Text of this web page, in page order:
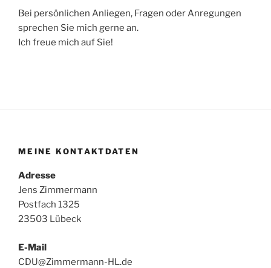
Bei persönlichen Anliegen, Fragen oder Anregungen
sprechen Sie mich gerne an.
Ich freue mich auf Sie!
MEINE KONTAKTDATEN
Adresse
Jens Zimmermann
Postfach 1325
23503 Lübeck
E-Mail
CDU@Zimmermann-HL.de